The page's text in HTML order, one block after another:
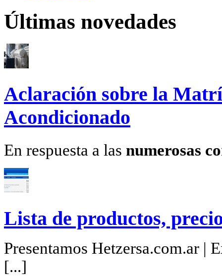
Últimas novedades
Aclaración sobre la
Acondicionado
En respuesta a las numerosas
Lista de productos,
Presentamos Hetzersa.com.ar |
[...]